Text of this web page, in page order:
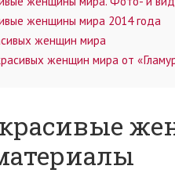
женщины мира 2014 года
женщин мира
женщин мира от